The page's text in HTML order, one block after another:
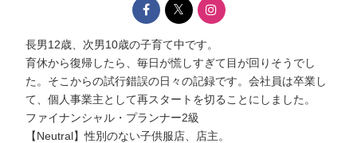
長男12歳、次男10歳の子育て中です。
育休から復帰したら、毎日が慌しすぎて目が回りそうでし
た。そこからの試行錯誤の日々の記録です。会社員は卒業し
て、個人事業主として再スタートを切ることにしました。
ファイナンシャル・プランナー2級
【Neutral】性別のない子供服店、店主。